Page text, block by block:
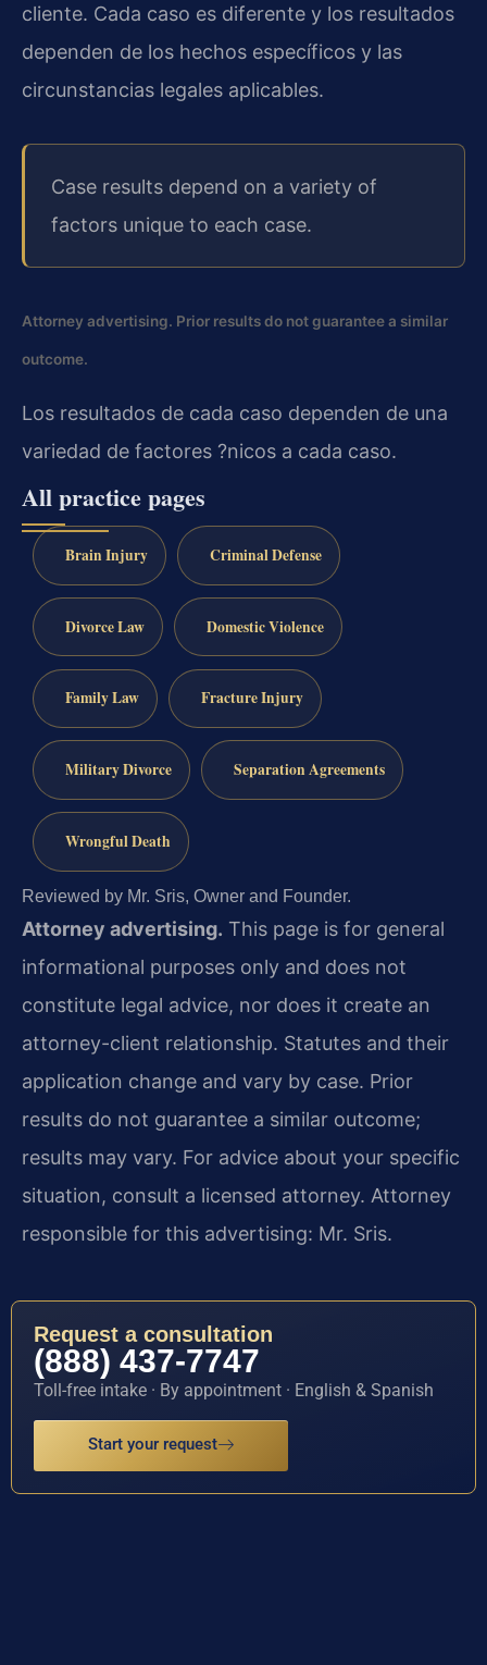
cliente. Cada caso es diferente y los resultados
dependen de los hechos específicos y las
circunstancias legales aplicables.
Case results depend on a variety of
factors unique to each case.
Attorney advertising. Prior results do not guarantee a similar
outcome.
Los resultados de cada caso dependen de una
variedad de factores ?nicos a cada caso.
All practice pages
Brain Injury Criminal Defense
Divorce Law Domestic Violence
Family Law Fracture Injury
Military Divorce Separation Agreements
Wrongful Death
Reviewed by Mr. Sris, Owner and Founder.
Attorney advertising. This page is for general
informational purposes only and does not
constitute legal advice, nor does it create an
attorney-client relationship. Statutes and their
application change and vary by case. Prior
results do not guarantee a similar outcome;
results may vary. For advice about your specific
situation, consult a licensed attorney. Attorney
responsible for this advertising: Mr. Sris.
Request a consultation
(888) 437-7747
Toll-free intake · By appointment · English & Spanish
Start your request